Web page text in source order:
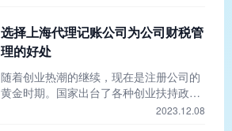
接下来我们一起来看看专业靠谱的代理公
司应具备哪些特点。
选择上海代理记账公司为公司财税管
理的好处
随着创业热潮的继续，现在是注册公司的
黄金时期。国家出台了各种创业扶持政
策，各级政府也在努力简化办事流程。然
2023.12.08